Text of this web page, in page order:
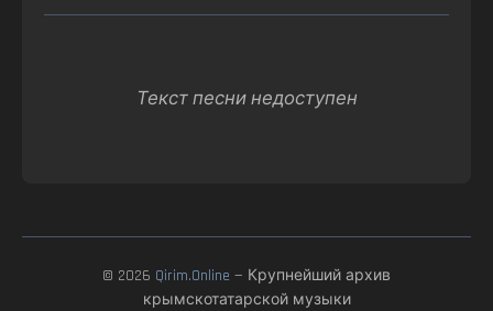
Текст песни недоступен
© 2026 Qirim.Online — Крупнейший архив
крымскотатарской музыки